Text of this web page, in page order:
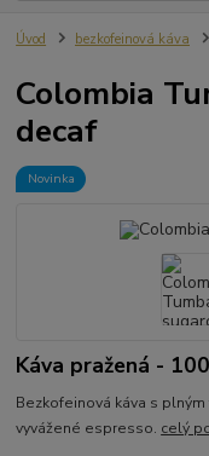
Úvod bezkofeinová káva
Colombia
decaf
Novinka
Káva pražená -
Bezkofeinová káva s
vyvážené espresso. celý